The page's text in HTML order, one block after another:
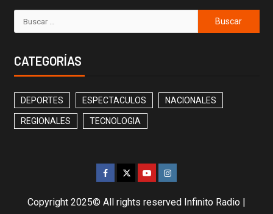
CATEGORÍAS
DEPORTES ESPECTACULOS NACIONALES
REGIONALES TECNOLOGIA
Copyright 2025© All rights reserved Infinito Radio